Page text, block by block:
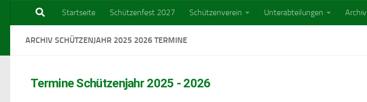
Zum Inhalt springen
Startseite Schützenfest 2027 Schützenverein Unterabteilungen Archiv
ARCHIV SCHÜTZENJAHR 2025 2026 TERMINE
Termine Schützenjahr 2025 - 2026